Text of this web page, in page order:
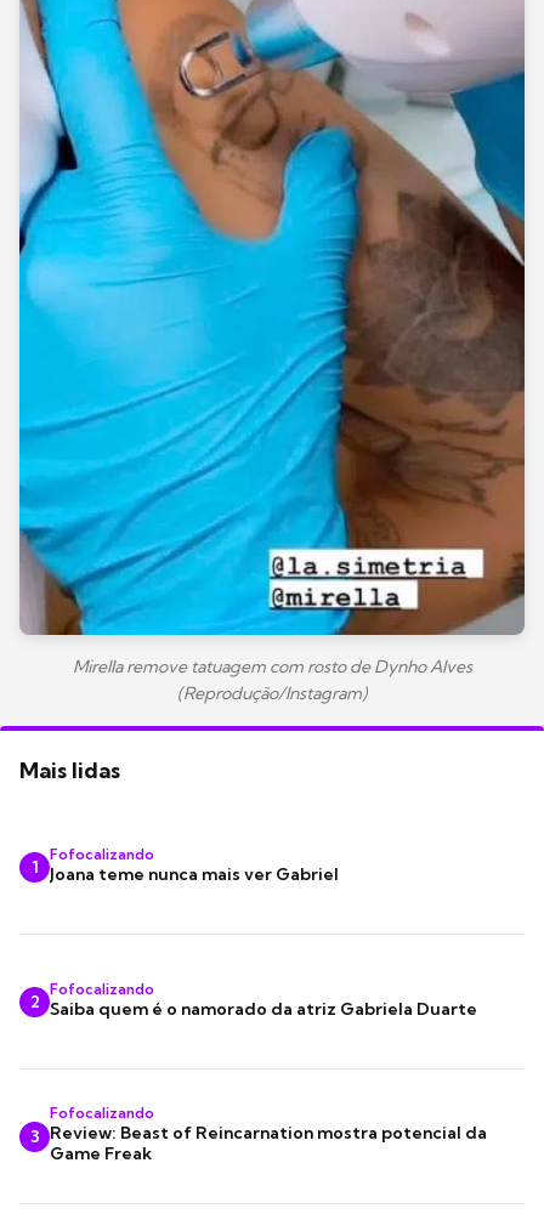
Mirella remove tatuagem com rosto de Dynho Alves
(Reprodução/Instagram)
Mais lidas
1
Fofocalizando
Joana teme nunca mais ver Gabriel
2
Fofocalizando
Saiba quem é o namorado da atriz Gabriela Duarte
3
Fofocalizando
Review: Beast of Reincarnation mostra potencial da
Game Freak